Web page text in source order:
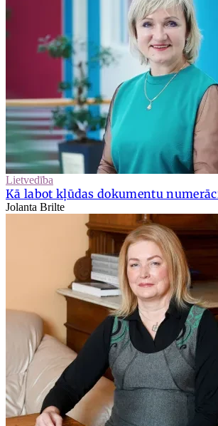
Lietvedība
Kā labot kļūdas dokumentu
Jolanta Brilte